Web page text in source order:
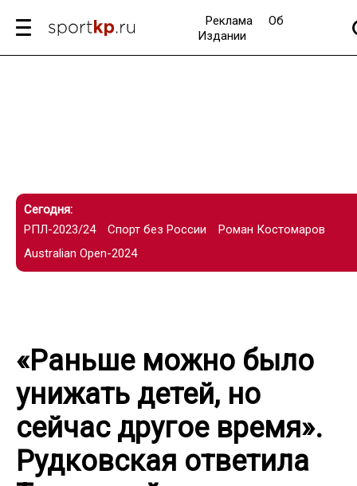
Реклама
Об
Издании
Сегодня:
РПЛ-2023/24
Спорт без России
Роман Костомаров
Australian Open-2024
«Раньше можно было
унижать детей, но
сейчас другое время».
Рудковская ответила